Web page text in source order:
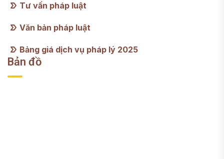
Tư vấn pháp luật
Văn bản pháp luật
Bảng giá dịch vụ pháp lý 2025
Bản đồ